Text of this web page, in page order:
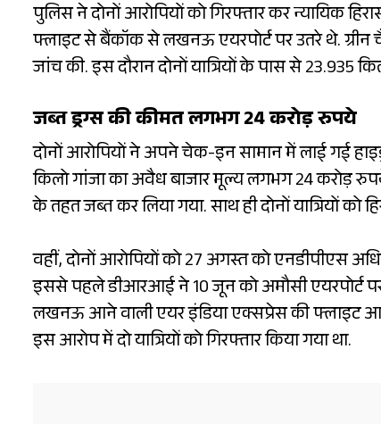
पुलिस ने दोनों आरोपियों को गिरफ्तार कर न्यायिक
फ्लाइट से बैंकॉक से लखनऊ एयरपोर्ट पर उतरे थे.
जांच की. इस दौरान दोनों यात्रियों के पास से 23.935
जब्त ड्रग्स की कीमत लगभग 24 करोड़ रुपये
दोनों आरोपियों ने अपने चेक-इन सामान में लाई गई
किलो गांजा का अवैध बाजार मूल्य लगभग 24 करोड़
के तहत जब्त कर लिया गया. साथ ही दोनों यात्रियों को
वहीं, दोनों आरोपियों को 27 अगस्त को एनडीपीएस
इससे पहले डीआरआई ने 10 जून को अमौसी एयरपोर्ट पर
लखनऊ आने वाली एयर इंडिया एक्सप्रेस की फ्लाइट
इस आरोप में दो यात्रियों को गिरफ्तार किया गया था.